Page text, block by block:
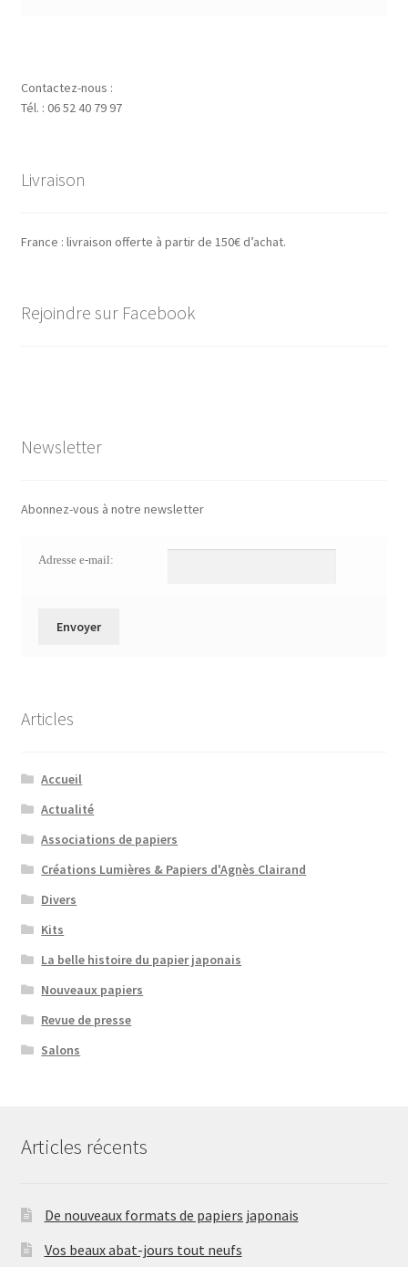
Contactez-nous :
Tél. : 06 52 40 79 97
Livraison
France : livraison offerte à partir de 150€ d’achat.
Rejoindre sur Facebook
Newsletter
Abonnez-vous à notre newsletter
Adresse e-mail:
Articles
Accueil
Actualité
Associations de papiers
Créations Lumières & Papiers d'Agnès Clairand
Divers
Kits
La belle histoire du papier japonais
Nouveaux papiers
Revue de presse
Salons
Articles récents
De nouveaux formats de papiers japonais
Vos beaux abat-jours tout neufs